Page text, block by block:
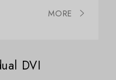
MORE
DVI